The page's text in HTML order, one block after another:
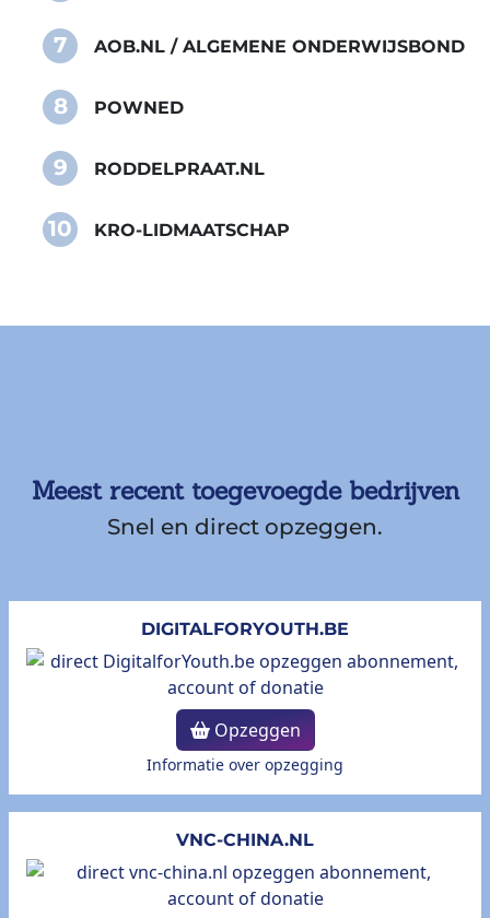
7 AOB.NL / ALGEMENE ONDERWIJSBOND
8 POWNED
9 RODDELPRAAT.NL
10 KRO-LIDMAATSCHAP
Meest recent toegevoegde bedrijven
Snel en direct opzeggen.
DIGITALFORYOUTH.BE
Opzeggen
Informatie over opzegging
VNC-CHINA.NL